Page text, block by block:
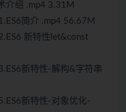
介绍 .mp4 3.31M
简介 .mp4 56.67M
新特性let&const
新特性-解构&字符串
新特性-对象优化-